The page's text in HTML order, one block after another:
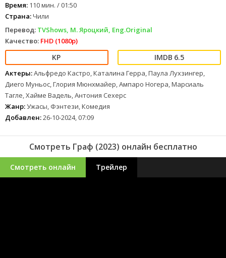
Время: 110 мин. / 01:50
Страна:Чили
Перевод: TVShows, М. Яроцкий, Eng.Original
Качество: FHD (1080p)
6.5
Актеры:Альфредо Кастро, Каталина Герра, Паула Лухзингер,
Диего Муньос, Глория Мюнхмайер, Ампаро Ногера, Марсиаль
Тагле, Хайме Вадель, Антония Сехерс
Жанр:Ужасы, Фэнтези, Комедия
Добавлен:26-10-2024, 07:09
Смотреть Граф (2023) онлайн бесплатно
Смотреть онлайн Трейлер